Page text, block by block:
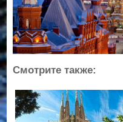
Смотрите также: